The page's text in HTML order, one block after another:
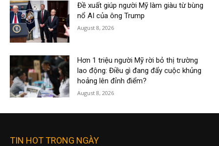
Đề xuất giúp người Mỹ làm giàu từ bùng
nổ AI của ông Trump
August 8, 2026
Hơn 1 triệu người Mỹ rời bỏ thị trường
lao động: Điều gì đang đẩy cuộc khủng
hoảng lên đỉnh điểm?
August 8, 2026
TIN HOT TRONG NGÀY